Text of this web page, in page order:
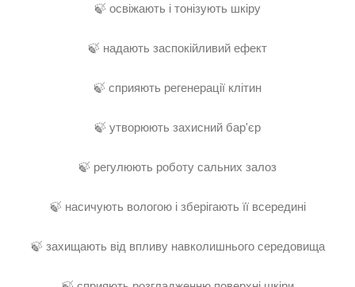
🍃 освіжають і тонізують шкіру
🍃 надають заспокійливий ефект
🍃 сприяють регенерації клітин
🍃 утворюють захисний бар'єр
🍃 регулюють роботу сальних залоз
🍃 насичують вологою і зберігають її всередині
🍃 захищають від впливу навколишнього середовища